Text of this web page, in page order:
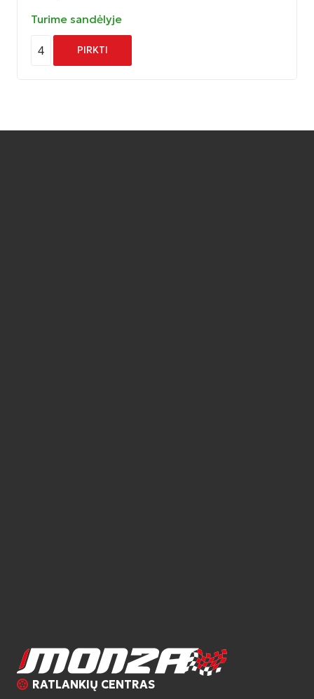
Turime sandėlyje
4 PIRKTI
RATLANKIŲ CENTRAS